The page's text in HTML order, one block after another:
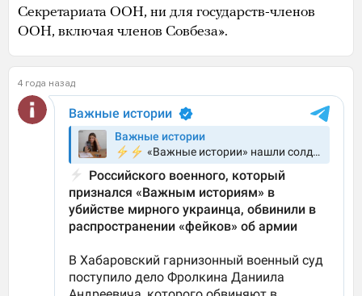
Секретариата ООН, ни для государств-членов
ООН, включая членов Совбеза».
4 года назад